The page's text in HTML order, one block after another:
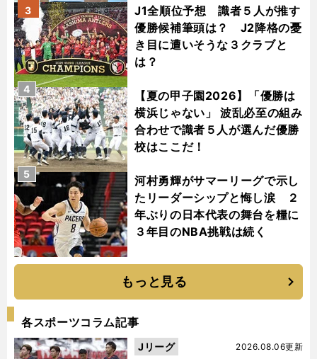
J1全順位予想 識者５人が推す
優勝候補筆頭は？ J2降格の憂
き目に遭いそうな３クラブと
は？
3
【夏の甲子園2026】「優勝は
横浜じゃない」 波乱必至の組み
合わせで識者５人が選んだ優勝
校はここだ！
4
河村勇輝がサマーリーグで示し
たリーダーシップと悔し涙 ２
年ぶりの日本代表の舞台を糧に
３年目のNBA挑戦は続く
5
もっと見る
各スポーツコラム記事
2026.08.06更新
Jリーグ